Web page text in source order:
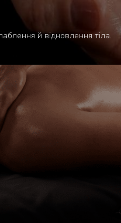
й відновлення тіла.